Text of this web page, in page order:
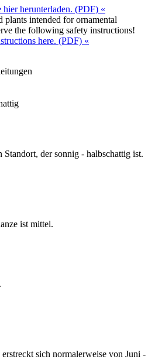
hier herunterladen. (PDF) «
plants intended for ornamental
the following safety instructions!
here. (PDF) «
der sonnig - halbschattig ist.
ist mittel.
sich normalerweise von Juni -